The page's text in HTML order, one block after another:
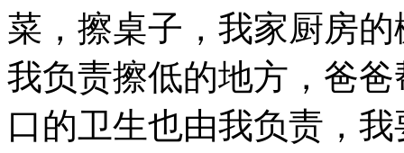
菜，擦桌子，我家厨房
我负责擦低的地方，爸
口的卫生也由我负责，